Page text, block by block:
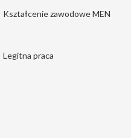
Kształcenie zawodowe MEN
Legitna praca